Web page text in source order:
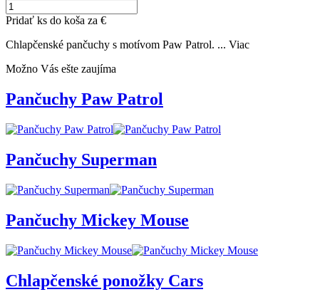
Pridať ks do koša za €
Chlapčenské pančuchy s motívom Paw Patrol. ... Viac
Možno Vás ešte zaujíma
Pančuchy Paw Patrol
Pančuchy Superman
Pančuchy Mickey Mouse
Chlapčenské ponožky Cars